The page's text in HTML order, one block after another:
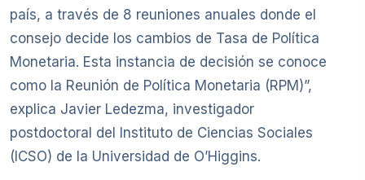
país, a través de 8 reuniones anuales donde el
consejo decide los cambios de Tasa de Política
Monetaria. Esta instancia de decisión se conoce
como la Reunión de Política Monetaria (RPM)”,
explica Javier Ledezma, investigador
postdoctoral del Instituto de Ciencias Sociales
(ICSO) de la Universidad de O’Higgins.